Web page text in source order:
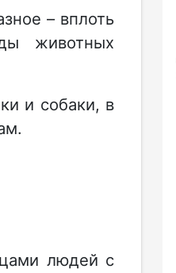
– вплоть
животных
и собаки, в
людей с